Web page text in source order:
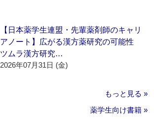
【日本薬学生連盟・先輩薬剤師のキャリ
アノート】広がる漢方薬研究の可能性
ツムラ漢方研究…
2026年07月31日 (金)
もっと見る »
薬学生向け書籍 »